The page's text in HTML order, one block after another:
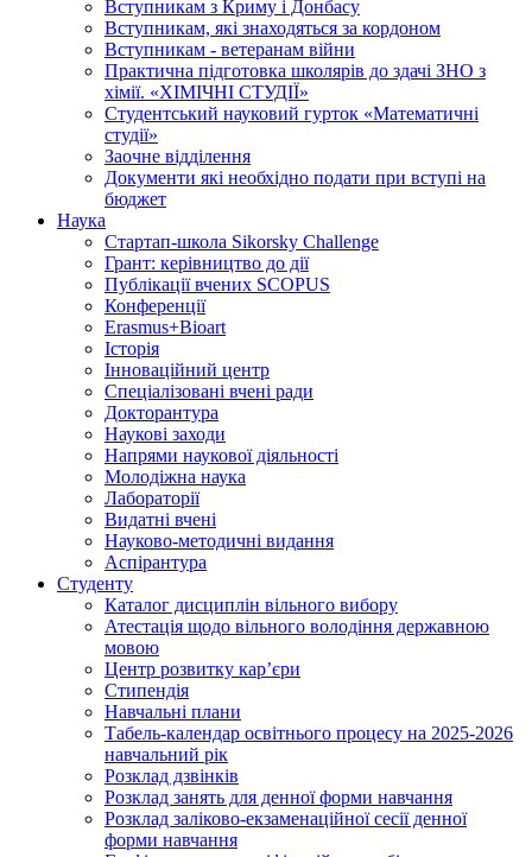
Вступникам з Криму і Донбасу
Вступникам, які знаходяться за кордоном
Вступникам - ветеранам війни
Практична підготовка школярів до здачі ЗНО з
хімії. «ХІМІЧНІ СТУДІЇ»
Студентський науковий гурток «Математичні
студії»
Заочне відділення
Документи які необхідно подати при вступі на
бюджет
Наука
Стартап-школа Sikorsky Challenge
Грант: керівництво до дії
Публікації вчених SCOPUS
Конференції
Erasmus+Bioart
Історія
Інноваційний центр
Спеціалізовані вчені ради
Докторантура
Наукові заходи
Напрями наукової діяльності
Молодіжна наука
Лабораторії
Видатні вчені
Науково-методичні видання
Аспірантура
Студенту
Каталог дисциплін вільного вибору
Атестація щодо вільного володіння державною
мовою
Центр розвитку кар’єри
Стипендія
Навчальні плани
Табель-календар освітнього процесу на 2025-2026
навчальний рік
Розклад дзвінків
Розклад занять для денної форми навчання
Розклад заліково-екзаменаційної сесії денної
форми навчання